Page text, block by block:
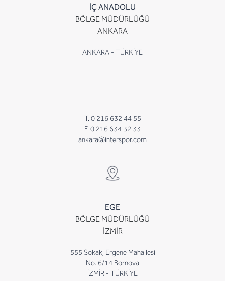
İÇ ANADOLU
BÖLGE MÜDÜRLÜĞÜ
ANKARA
ANKARA - TÜRKİYE
T. 0 216 632 44 55
F. 0 216 634 32 33
ankara@interspor.com
EGE
BÖLGE MÜDÜRLÜĞÜ
İZMİR
555 Sokak, Ergene Mahallesi
No. 6/14 Bornova
İZMİR - TÜRKİYE